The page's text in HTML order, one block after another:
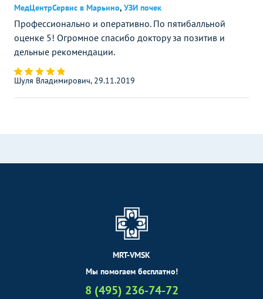
МедЦентрСервис в Марьино, УЗИ почек
Профессионально и оперативно. По пятибалльной
оценке 5! Огромное спасибо доктору за позитив и
дельные рекомендации.
Шуля Владимирович, 29.11.2019
MRT-VMSK
Мы помогаем бесплатно!
8 (495) 236-74-72